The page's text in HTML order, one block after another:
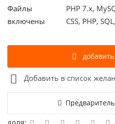
Файлы
включены
PHP 7.x,
CSS, PHP, SQL,
Добавить в список